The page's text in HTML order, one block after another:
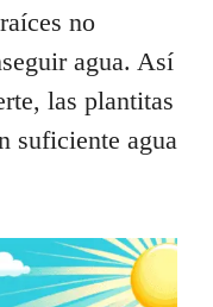
no
agua. Así
las plantitas
suficiente agua